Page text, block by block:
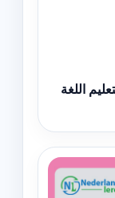
اللغة